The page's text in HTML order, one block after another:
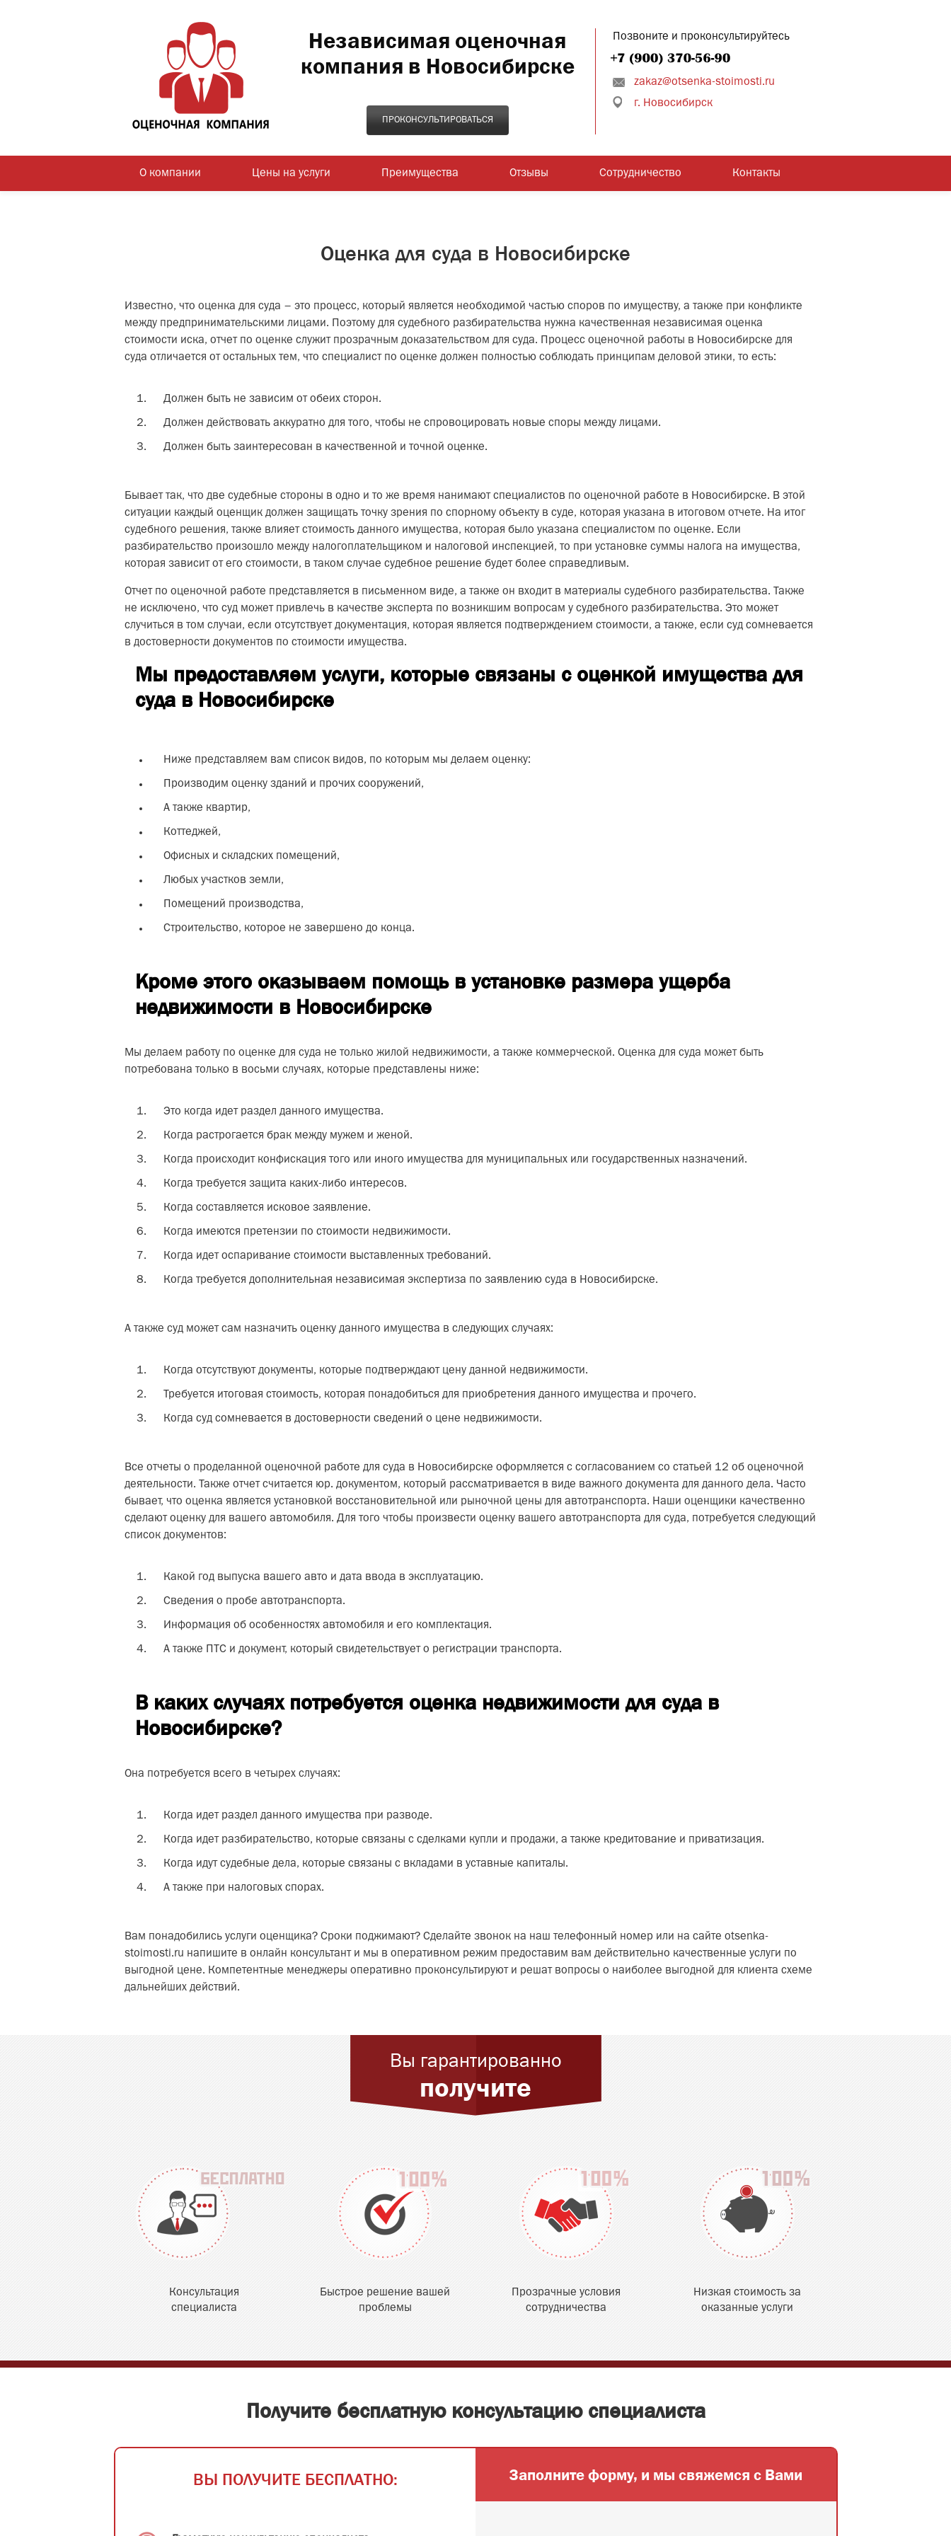
О компании Цены на услуги Преимущества Отзывы Сотрудничество Контакты
Независимая оценочная
компания в Новосибирске
ПРОКОНСУЛЬТИРОВАТЬСЯ
Позвоните и проконсультируйтесь
zakaz@otsenka-stoimosti.ru
г. Новосибирск
Оценка для суда в Новосибирске
Известно, что оценка для суда – это процесс, который является необходимой частью споров по имуществу, а также при конфликте
между предпринимательскими лицами. Поэтому для судебного разбирательства нужна качественная независимая оценка
стоимости иска, отчет по оценке служит прозрачным доказательством для суда. Процесс оценочной работы в Новосибирске для
суда отличается от остальных тем, что специалист по оценке должен полностью соблюдать принципам деловой этики, то есть:
Должен быть не зависим от обеих сторон.
Должен действовать аккуратно для того, чтобы не спровоцировать новые споры между лицами.
Должен быть заинтересован в качественной и точной оценке.
Бывает так, что две судебные стороны в одно и то же время нанимают специалистов по оценочной работе в Новосибирске. В этой
ситуации каждый оценщик должен защищать точку зрения по спорному объекту в суде, которая указана в итоговом отчете. На итог
судебного решения, также влияет стоимость данного имущества, которая было указана специалистом по оценке. Если
разбирательство произошло между налогоплательщиком и налоговой инспекцией, то при установке суммы налога на имущества,
которая зависит от его стоимости, в таком случае судебное решение будет более справедливым.
Отчет по оценочной работе представляется в письменном виде, а также он входит в материалы судебного разбирательства. Также
не исключено, что суд может привлечь в качестве эксперта по возникшим вопросам у судебного разбирательства. Это может
случиться в том случаи, если отсутствует документация, которая является подтверждением стоимости, а также, если суд сомневается
в достоверности документов по стоимости имущества.
Мы предоставляем услуги, которые связаны с оценкой имущества для
суда в Новосибирске
Ниже представляем вам список видов, по которым мы делаем оценку:
Производим оценку зданий и прочих сооружений,
А также квартир,
Коттеджей,
Офисных и складских помещений,
Любых участков земли,
Помещений производства,
Строительство, которое не завершено до конца.
Кроме этого оказываем помощь в установке размера ущерба
недвижимости в Новосибирске
Мы делаем работу по оценке для суда не только жилой недвижимости, а также коммерческой. Оценка для суда может быть
потребована только в восьми случаях, которые представлены ниже:
Это когда идет раздел данного имущества.
Когда растрогается брак между мужем и женой.
Когда происходит конфискация того или иного имущества для муниципальных или государственных назначений.
Когда требуется защита каких-либо интересов.
Когда составляется исковое заявление.
Когда имеются претензии по стоимости недвижимости.
Когда идет оспаривание стоимости выставленных требований.
Когда требуется дополнительная независимая экспертиза по заявлению суда в Новосибирске.
А также суд может сам назначить оценку данного имущества в следующих случаях:
Когда отсутствуют документы, которые подтверждают цену данной недвижимости.
Требуется итоговая стоимость, которая понадобиться для приобретения данного имущества и прочего.
Когда суд сомневается в достоверности сведений о цене недвижимости.
Все отчеты о проделанной оценочной работе для суда в Новосибирске оформляется с согласованием со статьей 12 об оценочной
деятельности. Также отчет считается юр. документом, который рассматривается в виде важного документа для данного дела. Часто
бывает, что оценка является установкой восстановительной или рыночной цены для автотранспорта. Наши оценщики качественно
сделают оценку для вашего автомобиля. Для того чтобы произвести оценку вашего автотранспорта для суда, потребуется следующий
список документов:
Какой год выпуска вашего авто и дата ввода в эксплуатацию.
Сведения о пробе автотранспорта.
Информация об особенностях автомобиля и его комплектация.
А также ПТС и документ, который свидетельствует о регистрации транспорта.
В каких случаях потребуется оценка недвижимости для суда в
Новосибирске?
Она потребуется всего в четырех случаях:
Когда идет раздел данного имущества при разводе.
Когда идет разбирательство, которые связаны с сделками купли и продажи, а также кредитование и приватизация.
Когда идут судебные дела, которые связаны с вкладами в уставные капиталы.
А также при налоговых спорах.
Вам понадобились услуги оценщика? Сроки поджимают? Сделайте звонок на наш телефонный номер или на сайте otsenka-
stoimosti.ru напишите в онлайн консультант и мы в оперативном режим предоставим вам действительно качественные услуги по
выгодной цене. Компетентные менеджеры оперативно проконсультируют и решат вопросы о наиболее выгодной для клиента схеме
дальнейших действий.
Вы гарантированно
получите
Консультация
специалиста
Быстрое решение вашей
проблемы
Прозрачные условия
сотрудничества
Низкая стоимость за
оказанные услуги
Получите бесплатную консультацию специалиста
ВЫ ПОЛУЧИТЕ БЕСПЛАТНО: Заполните форму, и мы свяжемся с Вами